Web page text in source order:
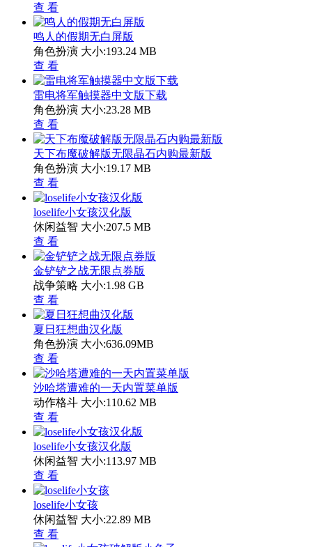
查 看
鸣人的假期无白屏版
角色扮演 大小:193.24 MB
查 看
雷电将军触摸器中文版下载
角色扮演 大小:23.28 MB
查 看
天下布魔破解版无限晶石内购最新版
角色扮演 大小:19.17 MB
查 看
loselife小女孩汉化版
休闲益智 大小:207.5 MB
查 看
金铲铲之战无限点券版
战争策略 大小:1.98 GB
查 看
夏日狂想曲汉化版
角色扮演 大小:636.09MB
查 看
沙哈塔遭难的一天内置菜单版
动作格斗 大小:110.62 MB
查 看
loselife小女孩汉化版
休闲益智 大小:113.97 MB
查 看
loselife小女孩
休闲益智 大小:22.89 MB
查 看